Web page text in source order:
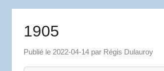
1905
Publié le 2022-04-14 par Régis Dulauroy